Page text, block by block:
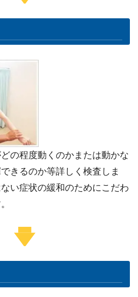
の程度動くのかまたは動かな
きるのか等詳しく検査しま
い症状の緩和のためにこだわ